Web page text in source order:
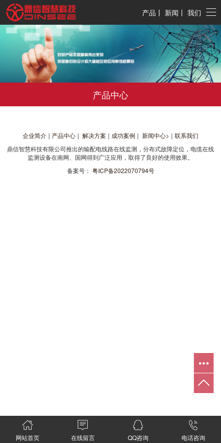
产品 丨 新闻 丨 我们
产品中心
企业简介 | 产品中心 | 解决方案 | 成功案例 | 新闻中心> | 联系我们
鼎信智慧科技有限公司推出的输配电线路在线监测，分布式故障定位，电缆在线
监测设备在南网、国网得到广泛应用，取得了良好的使用效果。
备案号： 粤ICP备2022070794号
网站首页 在线留言 QQ咨询 电话咨询